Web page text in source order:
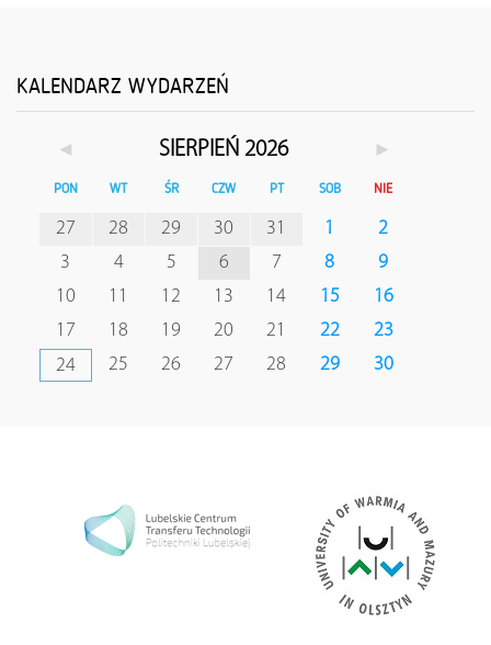
KALENDARZ WYDARZEŃ
◄ SIERPIEŃ 2026 ►
PON WT ŚR CZW PT SOB NIE
27 28 29 30 31 1
2
3
4 5 6 7 8
9
10
11 12 13 14 15
16
17
18 19 20 21 22
23
24
25 26 27 28 29 30